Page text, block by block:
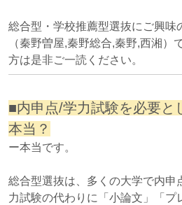
総合型・学校推薦型選抜にご興味
（秦野曽屋,秦野総合,秦野,西湘）
方は是非ご一読ください。
■内申点/学力試験を必要と
本当？
ー本当です。
総合型選抜は、多くの大学で内申
力試験の代わりに「小論文」「プ